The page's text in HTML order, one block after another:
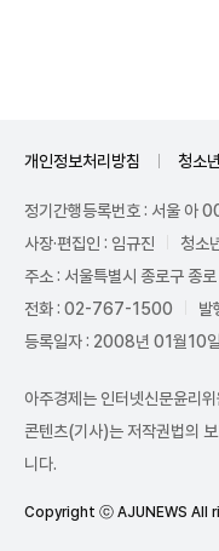
개인정보처리방침 청소
정기간행등록번호 : 서울 아
사장·편집인 : 임규진
청소
주소 : 서울특별시 종로구 종
전화 : 02-767-1500
발
등록일자 : 2008년 01월10일
아주경제는 인터넷신문윤리
콘텐츠(기사)는 저작권법의
니다.
Copyright ⓒ AJUNEWS All